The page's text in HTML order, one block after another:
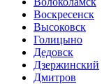
Воскресенск
Высоковск
Голицыно
Дедовск
Дзержинский
Дмитров